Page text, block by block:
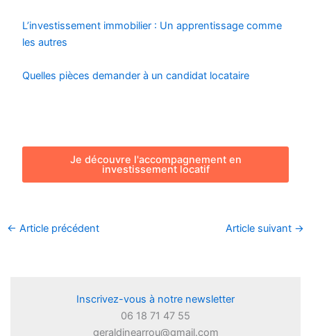
L’investissement immobilier : Un apprentissage comme
les autres
Quelles pièces demander à un candidat locataire
Je découvre l'accompagnement en
investissement locatif
← Article précédent Article suivant →
Inscrivez-vous à notre newsletter
06 18 71 47 55
geraldinearrou@gmail.com